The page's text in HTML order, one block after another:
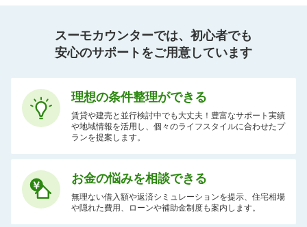
スーモカウンターでは、初心者でも
安心のサポートをご用意しています
理想の条件整理ができる
賃貸や建売と並行検討中でも大丈夫！豊富なサポート実績
や地域情報を活用し、個々のライフスタイルに合わせたプ
ランを提案します。
お金の悩みを相談できる
無理ない借入額や返済シミュレーションを提示、住宅相場
や隠れた費用、ローンや補助金制度も案内します。